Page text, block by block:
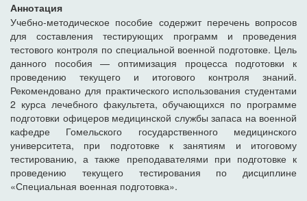
Аннотация
Учебно-методическое пособие содержит перечень вопросов
для составления тестирующих программ и проведения
тестового контроля по специальной военной подготовке. Цель
данного пособия — оптимизация процесса подготовки к
проведению текущего и итогового контроля знаний.
Рекомендовано для практического использования студентами
2 курса лечебного факультета, обучающихся по программе
подготовки офицеров медицинской службы запаса на военной
кафедре Гомельского государственного медицинского
университета, при подготовке к занятиям и итоговому
тестированию, а также преподавателями при подготовке к
проведению текущего тестирования по дисциплине
«Специальная военная подготовка».